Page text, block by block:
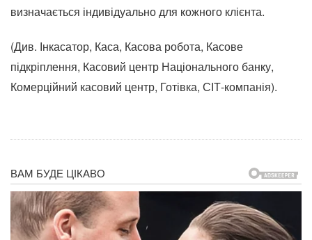
визначається індивідуально для кожного клієнта.
(Див. Інкасатор, Каса, Касова робота, Касове
підкріплення, Касовий центр Національного банку,
Комерційний касовий центр, Готівка, СІТ-компанія).